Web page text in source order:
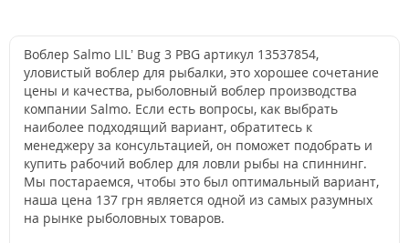
Воблер Salmo LIL’ Bug 3 PBG артикул 13537854,
уловистый воблер для рыбалки, это хорошее сочетание
цены и качества, рыболовный воблер производства
компании Salmo. Если есть вопросы, как выбрать
наиболее подходящий вариант, обратитесь к
менеджеру за консультацией, он поможет подобрать и
купить рабочий воблер для ловли рыбы на спиннинг.
Мы постараемся, чтобы это был оптимальный вариант,
наша цена 137 грн является одной из самых разумных
на рынке рыболовных товаров.